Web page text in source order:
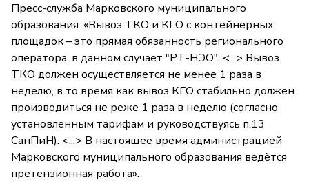
Пресс-служба Марковского муниципального
образования: «Вывоз ТКО и КГО с контейнерных
площадок – это прямая обязанность регионального
оператора, в данном случает "РТ-НЭО". <...> Вывоз
ТКО должен осуществляется не менее 1 раза в
неделю, в то время как вывоз КГО стабильно должен
производиться не реже 1 раза в неделю (согласно
установленным тарифам и руководствуясь п.13
СанПиН). <...> В настоящее время администрацией
Марковского муниципального образования ведётся
претензионная работа».